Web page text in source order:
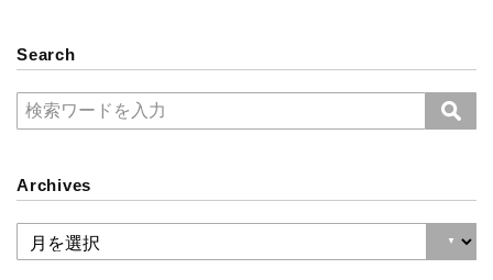
Search
Archives